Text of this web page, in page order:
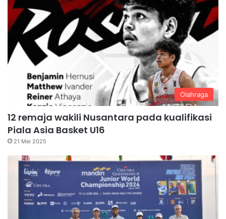
Olahraga
12 remaja wakili Nusantara pada kualifikasi
Piala Asia Basket U16
21 Mei 2025